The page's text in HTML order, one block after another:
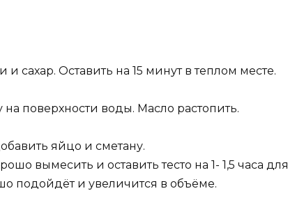
сахар. Оставить на 15 минут в теплом месте.
поверхности воды. Масло растопить.
яйцо и сметану.
вымесить и оставить тесто на 1- 1,5 часа для
подойдёт и увеличится в объёме.